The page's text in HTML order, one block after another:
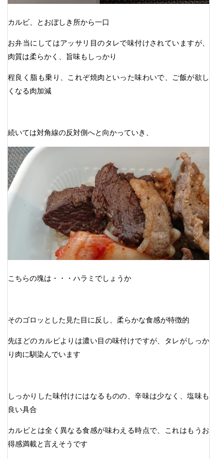
カルビ、とおぼしき所から一口
お弁当にしてはアッサリ目のタレで味付けされていますが、
肉質は柔らかく、旨味もしっかり
程良く脂も乗り、これぞ焼肉といった味わいで、ご飯が欲し
くなる肉加減
続いては対角線の反対側へと向かっていき、
こちらの塊は・・・ハラミでしょうか
そのゴロッとした見た目に反し、柔らかな食感が特徴的
先ほどのカルビよりは濃い目の味付けですが、タレがしっか
り肉に馴染んでいます
しっかりした味付けにはなるものの、辛味は少なく、塩味も
良い具合
カルビとは全く異なる食感が味わえる時点で、これはもうお
得感満載と言えそうです